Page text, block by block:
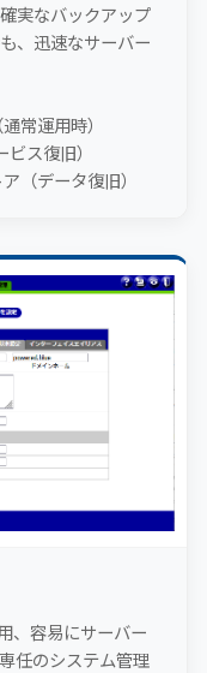
実なバックアップ
、迅速なサーバー
常運用時）
ス復旧）
（データ復旧）
、容易にサーバー
任のシステム管理